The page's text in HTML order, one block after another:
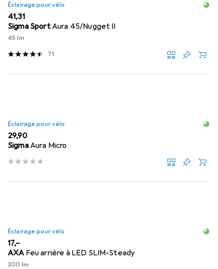
Éclairage pour vélo
EUR
41,31
Sigma SportAura 45/Nugget II
45 lm
71
Éclairage pour vélo
EUR
29,90
SigmaAura Micro
Éclairage pour vélo
EUR
17,–
AXA Feu arrière à LED SLIM-Steady
300 lm